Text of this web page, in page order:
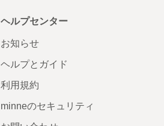
ヘルプセンター
お知らせ
ヘルプとガイド
利用規約
minneのセキュリティ